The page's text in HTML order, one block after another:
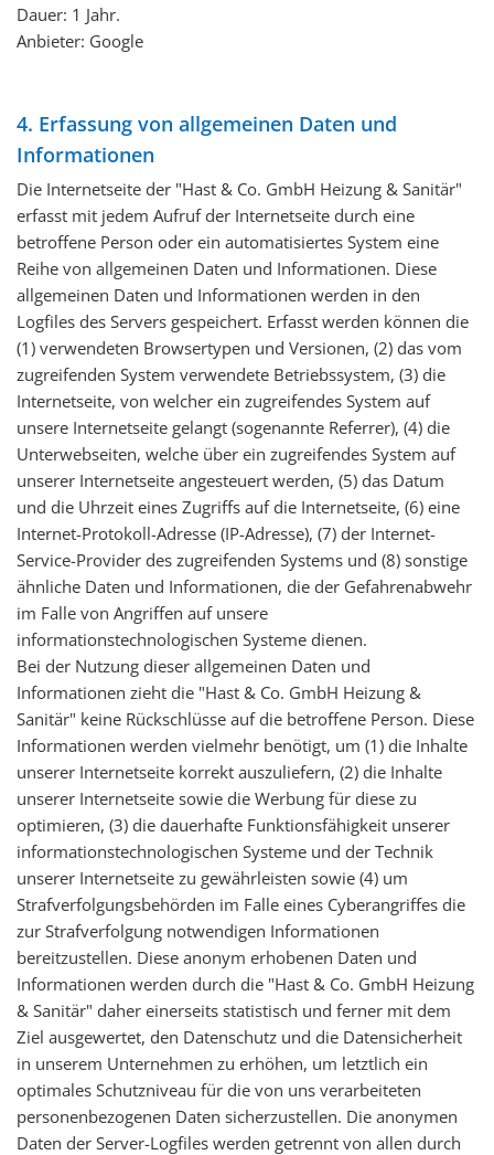
Dauer: 1 Jahr.
Anbieter: Google
4. Erfassung von allgemeinen Daten und
Informationen
Die Internetseite der "Hast & Co. GmbH Heizung & Sanitär"
erfasst mit jedem Aufruf der Internetseite durch eine
betroffene Person oder ein automatisiertes System eine
Reihe von allgemeinen Daten und Informationen. Diese
allgemeinen Daten und Informationen werden in den
Logfiles des Servers gespeichert. Erfasst werden können die
(1) verwendeten Browsertypen und Versionen, (2) das vom
zugreifenden System verwendete Betriebssystem, (3) die
Internetseite, von welcher ein zugreifendes System auf
unsere Internetseite gelangt (sogenannte Referrer), (4) die
Unterwebseiten, welche über ein zugreifendes System auf
unserer Internetseite angesteuert werden, (5) das Datum
und die Uhrzeit eines Zugriffs auf die Internetseite, (6) eine
Internet-Protokoll-Adresse (IP-Adresse), (7) der Internet-
Service-Provider des zugreifenden Systems und (8) sonstige
ähnliche Daten und Informationen, die der Gefahrenabwehr
im Falle von Angriffen auf unsere
informationstechnologischen Systeme dienen.
Bei der Nutzung dieser allgemeinen Daten und
Informationen zieht die "Hast & Co. GmbH Heizung &
Sanitär" keine Rückschlüsse auf die betroffene Person. Diese
Informationen werden vielmehr benötigt, um (1) die Inhalte
unserer Internetseite korrekt auszuliefern, (2) die Inhalte
unserer Internetseite sowie die Werbung für diese zu
optimieren, (3) die dauerhafte Funktionsfähigkeit unserer
informationstechnologischen Systeme und der Technik
unserer Internetseite zu gewährleisten sowie (4) um
Strafverfolgungsbehörden im Falle eines Cyberangriffes die
zur Strafverfolgung notwendigen Informationen
bereitzustellen. Diese anonym erhobenen Daten und
Informationen werden durch die "Hast & Co. GmbH Heizung
& Sanitär" daher einerseits statistisch und ferner mit dem
Ziel ausgewertet, den Datenschutz und die Datensicherheit
in unserem Unternehmen zu erhöhen, um letztlich ein
optimales Schutzniveau für die von uns verarbeiteten
personenbezogenen Daten sicherzustellen. Die anonymen
Daten der Server-Logfiles werden getrennt von allen durch